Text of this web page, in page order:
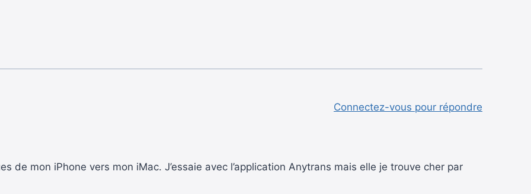
de mon iPhone vers mon iMac. J’essaie avec l’application Anytrans mais elle je trouve cher par
Connectez-vous pour répondre